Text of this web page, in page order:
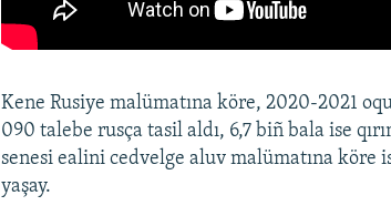
Kene Rusiye malümatına köre, 2020-2021
090 talebe rusça tasil aldı, 6,7 biñ bala ise
senesi ealini cedvelge aluv malümatına köre
yaşay.